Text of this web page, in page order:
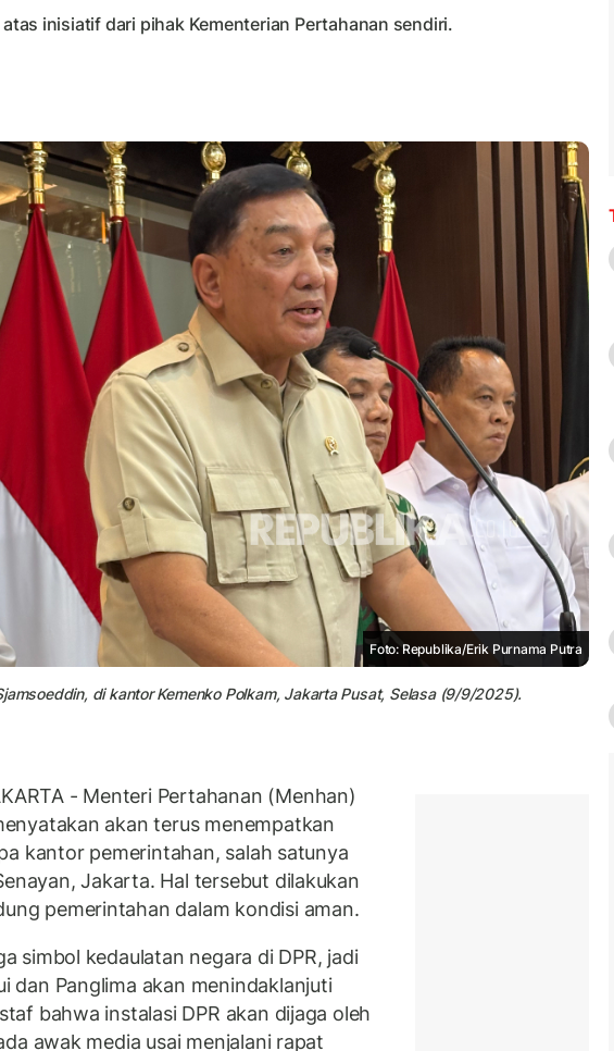
inisiatif dari pihak Kementerian Pertahanan sendiri.
Foto: Republika/Erik Purnama Putra
di kantor Kemenko Polkam, Jakarta Pusat, Selasa (9/9/2025).
- Menteri Pertahanan (Menhan)
akan terus menempatkan
kantor pemerintahan, salah satunya
Jakarta. Hal tersebut dilakukan
pemerintahan dalam kondisi aman.
simbol kedaulatan negara di DPR, jadi
dan Panglima akan menindaklanjuti
bahwa instalasi DPR akan dijaga oleh
awak media usai menjalani rapat